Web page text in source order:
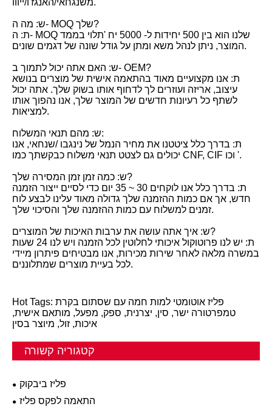
משנגחאי/האנגז'ו/ייווו.
ש: מה ה- MOQ שלך?
ת: ה- MOQ שלנו הוא בין 500 יחידות ל- 5000 יח 'תלוי בממד
המוצר, ניתן לנהל משא ומתן על גודל שונה של דגמים שונים.
ש: האם אתה יכול לתמוך ב- OEM?
ת: אנו מקצועיים מאוד בהתאמה אישית של מוצרים בנושא
עיצוב, אריזה ועוזרים לך לדחוף אותו בשוק שלך. אתה יכול
לשתף כל רעיונות חדשים של המוצר שלך, אנו נהפוך אותו
למציאות.
ש: מהם תנאי המשלוח:
ת: בדרך כלל ציטטנו את מחיר הנמל של נינגבו /שנחאי, אנו
יכולים גם לצטט תנאי משלוח כבקשתך כמו CNF, CIF וכו '.
ש: כמה זמן זמן המסירה שלך?
ת: בדרך כלל אנו לוקחים 30 ~ 35 יום כדי לסיים ייצור הזמנה
חדש, אך אם כמות ההזמנה שלך גדולה מאוד עלינו לבצע לוח
זמנים למשלוח עם כמות ההזמנה שלך והסיכוי שלך.
ש: איך אתה עושה את ערבות האיכות של המוצרים?
ת: יש לנו פרוטוקול איכותי לחלוטין לכל הזמנה ויש לנו 24 שעות
במשרה מלאה לאחר שירות מכירות, אנו מבטיחים פיתרון מיידי
לכל בעיית מוצרים שמתלוננים.
Hot Tags: פליז אוטומטי למות חמה עם שסתום בקרת
טמפרטורה ישר, סין, יצרנית, ספק, מפעל, מותאם אישית,
איכות, זול, מיוצר בסין
קטגוריה קשורה
פליז ביבקוק
התאמה לפקס פליז